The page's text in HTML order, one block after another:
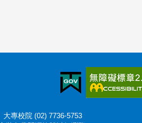
大專校院 (02) 7736-5753